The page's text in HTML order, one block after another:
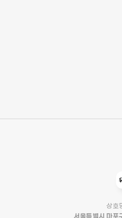
상호
서울특별시 마